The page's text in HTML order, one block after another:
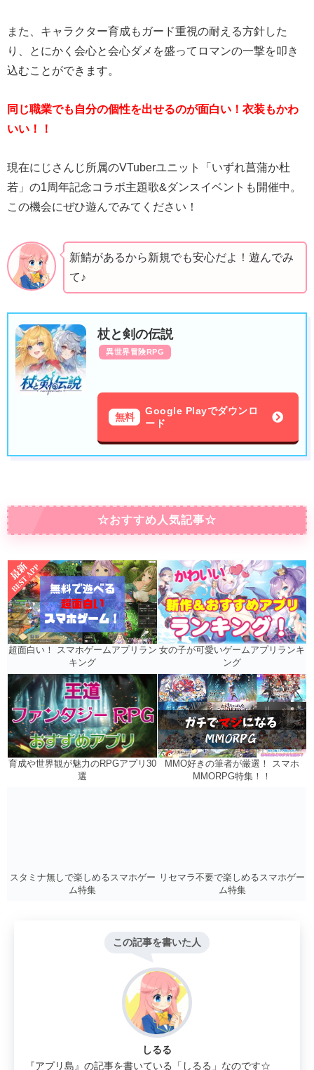
また、キャラクター育成もガード重視の耐える方針した
り、とにかく会心と会心ダメを盛ってロマンの一撃を叩き
込むことができます。
同じ職業でも自分の個性を出せるのが面白い！衣装もかわ
いい！！
現在にじさんじ所属のVTuberユニット「いずれ菖蒲か杜
若」の1周年記念コラボ主題歌&ダンスイベントも開催中。
この機会にぜひ遊んでみてください！
新鯖があるから新規でも安心だよ！遊んでみ
て♪
杖と剣の伝説
異世界冒険RPG
無料
Google Playでダウンロ
ード
☆おすすめ人気記事☆
超面白い！ スマホゲームアプリラン
キング
女の子が可愛いゲームアプリランキ
ング
育成や世界観が魅力のRPGアプリ30
選
MMO好きの筆者が厳選！ スマホ
MMORPG特集！！
スタミナ無しで楽しめるスマホゲー
ム特集
リセマラ不要で楽しめるスマホゲー
ム特集
この記事を書いた人
しるる
『アプリ島』の記事を書いている「しるる」なのです☆